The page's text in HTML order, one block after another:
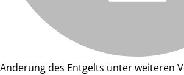
Änderung des Entgelts unter weiteren